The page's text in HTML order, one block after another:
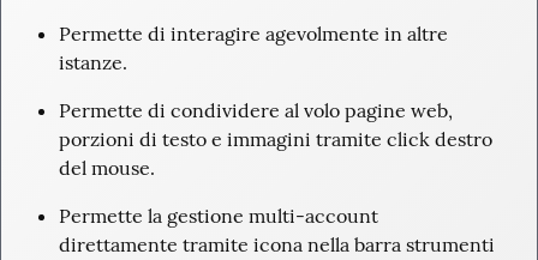
Permette di interagire agevolmente in altre
istanze.
Permette di condividere al volo pagine web,
porzioni di testo e immagini tramite click destro
del mouse.
Permette la gestione multi-account
direttamente tramite icona nella barra strumenti